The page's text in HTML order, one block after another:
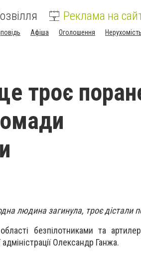
Реклама на
Афіша Оголошення Нерухомість
троє
людина загинула, троє дістали
безпілотниками та
Олександр Ганжа.